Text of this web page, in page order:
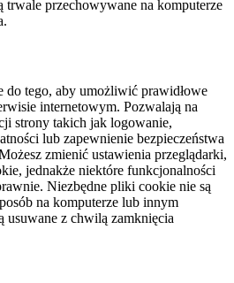
trwale przechowywane na komputerze
do tego, aby umożliwić prawidłowe
internetowym. Pozwalają na
strony takich jak logowanie,
lub zapewnienie bezpieczeństwa
zmienić ustawienia przeglądarki,
jednakże niektóre funkcjonalności
Niezbędne pliki cookie nie są
na komputerze lub innym
usuwane z chwilą zamknięcia